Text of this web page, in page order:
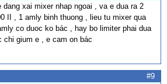
dang xai mixer nhap ngoai , va e dua ra 2
II , 1 amly binh thuong , lieu tu mixer qua
co duoc ko bác , hay bo limiter phai dua
chi gium e , e cam on bác
#9